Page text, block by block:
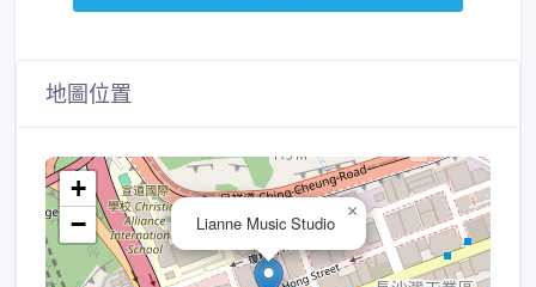
地圖位置
Lianne Music Studio
×
+
−